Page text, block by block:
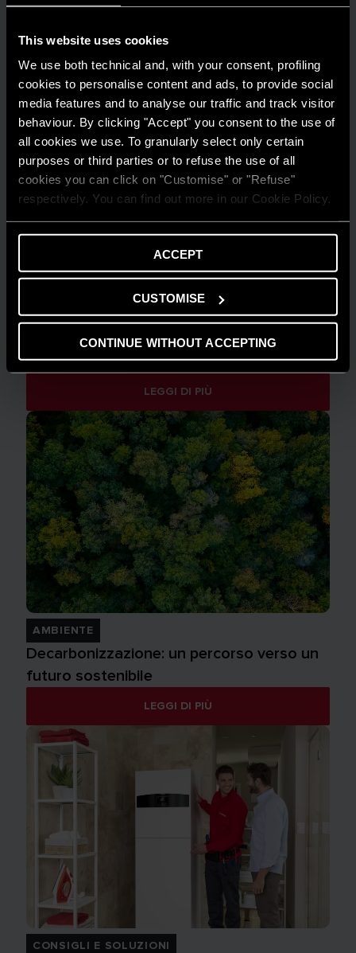
This website uses cookies
We use both technical and, with your consent, profiling
cookies to personalise content and ads, to provide social
media features and to analyse our traffic and track visitor
behaviour. By clicking "Accept" you consent to the use of
all cookies we use. To granularly select only certain
purposes or third parties or to refuse the use of all
cookies you can click on "Customise" or "Refuse"
respectively. You can find out more in our Cookie Policy.
ACCEPT
CUSTOMISE
CONTINUE WITHOUT ACCEPTING
CONSIGLI E SOLUZIONI
Comprendere la flessibilità energetica in
ambito residenziale
LEGGI DI PIÙ
AMBIENTE
Decarbonizzazione: un percorso verso un
futuro sostenibile
LEGGI DI PIÙ
CONSIGLI E SOLUZIONI